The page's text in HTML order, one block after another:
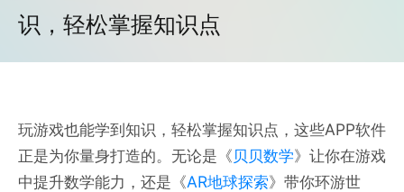
识，轻松掌握知识点
玩游戏也能学到知识，轻松掌握知识点，这些APP软件
正是为你量身打造的。无论是《贝贝数学》让你在游戏
中提升数学能力，还是《AR地球探索》带你环游世